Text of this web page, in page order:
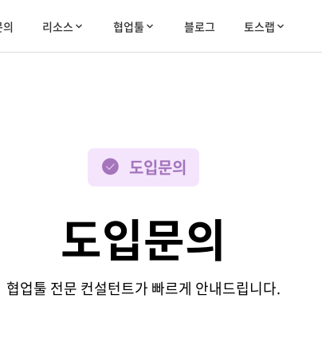
리소스 협업툴 블로그 토스랩
도입문의
도입문의
협업툴 전문 컨설턴트가 빠르게 안내드립니다.